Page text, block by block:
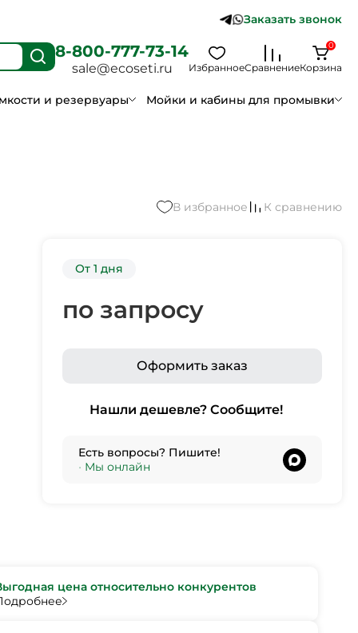
Заказать звонок
8-800-777-73-14
sale@ecoseti.ru ИзбранноеСравнениеКорзина
0
и резервуары Мойки и кабины для промывки
В избранное К сравнению
От 1 дня
по запросу
Оформить заказ
Нашли дешевле? Сообщите!
Есть вопросы? Пишите!
• Мы онлайн
цена относительно конкурентов